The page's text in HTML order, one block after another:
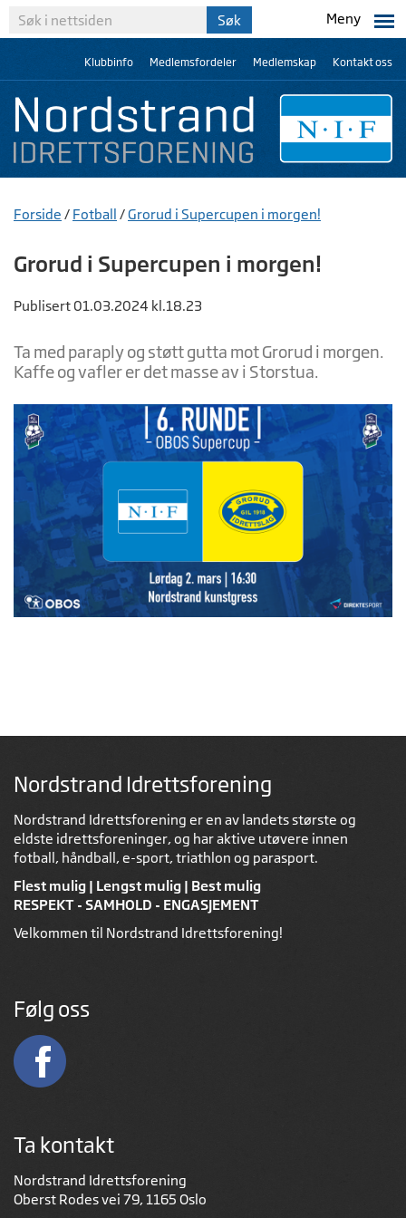
Meny
Klubbinfo Medlemsfordeler Medlemskap Kontakt oss
Forside / Fotball /Grorud i Supercupen i morgen!
Grorud i Supercupen i morgen!
Publisert 01.03.2024 kl.18.23
Ta med paraply og støtt gutta mot Grorud i morgen.
Kaffe og vafler er det masse av i Storstua.
Nordstrand Idrettsforening
Nordstrand Idrettsforening er en av landets største og
eldste idrettsforeninger, og har aktive utøvere innen
fotball, håndball, e-sport, triathlon og parasport.
Flest mulig | Lengst mulig | Best mulig
RESPEKT - SAMHOLD - ENGASJEMENT
Velkommen til Nordstrand Idrettsforening!
Følg oss
Ta kontakt
Nordstrand Idrettsforening
Oberst Rodes vei 79, 1165 Oslo